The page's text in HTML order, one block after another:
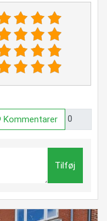
Kommentarer
Tilføj